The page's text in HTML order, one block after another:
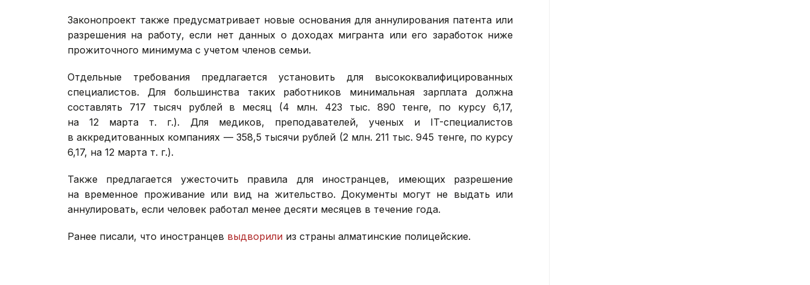
Законопроект также предусматривает новые основания для аннулирования патента или
разрешения на работу, если нет данных о доходах мигранта или его заработок ниже
прожиточного минимума с учетом членов семьи.
Отдельные требования предлагается установить для высококвалифицированных
специалистов. Для большинства таких работников минимальная зарплата должна
составлять 717 тысяч рублей в месяц (4 млн. 423 тыс. 890 тенге, по курсу 6,17,
на 12 марта т. г.). Для медиков, преподавателей, ученых и IT-специалистов
в аккредитованных компаниях — 358,5 тысячи рублей (2 млн. 211 тыс. 945 тенге, по курсу
6,17, на 12 марта т. г.).
Также предлагается ужесточить правила для иностранцев, имеющих разрешение
на временное проживание или вид на жительство. Документы могут не выдать или
аннулировать, если человек работал менее десяти месяцев в течение года.
Ранее писали, что иностранцев выдворили из страны алматинские полицейские.